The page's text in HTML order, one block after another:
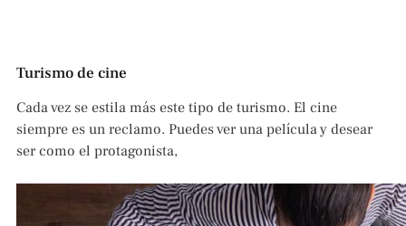
Turismo de cine
Cada vez se estila más este tipo de turismo. El cine
siempre es un reclamo. Puedes ver una película y desear
ser como el protagonista,